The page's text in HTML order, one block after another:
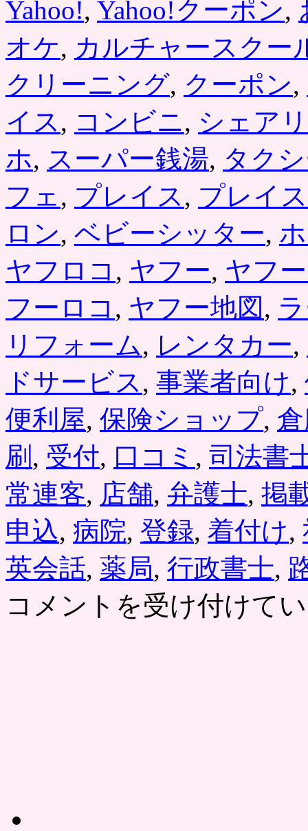
Yahoo!, Yahoo!クーポン,
オケ, カルチャースクー
クリーニング, クーポン,
イス, コンビニ, シェア
ホ, スーパー銭湯, タク
フェ, プレイス, プレイ
ロン, ベビーシッター,
ヤフロコ , ヤフー, ヤフ
フーロコ , ヤフー地図,
リフォーム, レンタカー,
ドサービス, 事業者向け,
便利屋, 保険ショップ,
刷 , 受付, 口コミ , 司法書
常連客, 店舗, 弁護士, 掲
申込, 病院, 登録, 着付け,
英会話, 薬局, 行政書士,
録
コメントを受け付けて